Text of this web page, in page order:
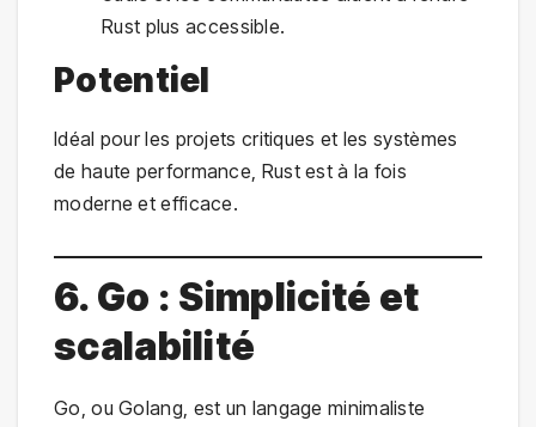
Rust plus accessible.
Potentiel
Idéal pour les projets critiques et les systèmes
de haute performance, Rust est à la fois
moderne et efficace.
6. Go : Simplicité et
scalabilité
Go, ou Golang, est un langage minimaliste